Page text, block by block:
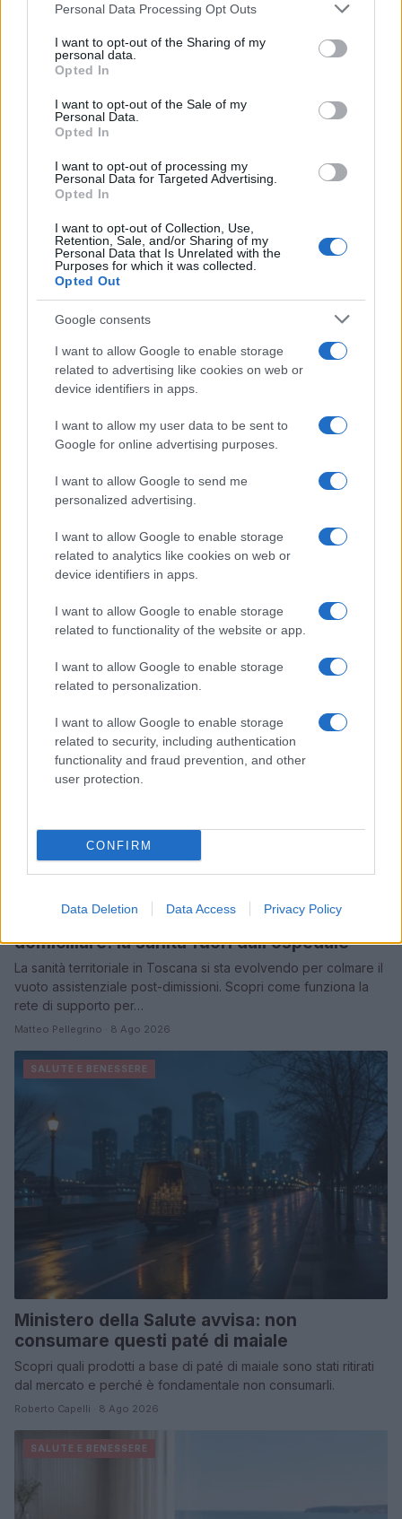
Please note that this website/app uses one or more Google
not limited to your visit or usage behaviour. You may click to
grant or deny consent to Google and its third-party tags to
use your data for below specified purposes in below Google
consent section.
Personal Data Processing Opt Outs
I want to opt-out of the Sharing of my
personal data.
Opted In
I want to opt-out of the Sale of my
Personal Data.
Opted In
I want to opt-out of processing my
Personal Data for Targeted Advertising.
Opted In
I want to opt-out of Collection, Use,
Retention, Sale, and/or Sharing of my
Personal Data that Is Unrelated with the
Purposes for which it was collected.
Opted Out
Google consents
I want to allow Google to enable storage
related to advertising like cookies on web or
device identifiers in apps.
I want to allow my user data to be sent to
Google for online advertising purposes.
I want to allow Google to send me
personalized advertising.
I want to allow Google to enable storage
related to analytics like cookies on web or
device identifiers in apps.
I want to allow Google to enable storage
related to functionality of the website or app.
I want to allow Google to enable storage
related to personalization.
I want to allow Google to enable storage
related to security, including authentication
functionality and fraud prevention, and other
user protection.
CONFIRM
Data Deletion Data Access Privacy Policy
Nuova legge provinciale pone il benessere
scolastico al centro del sistema educativo
Una rivoluzione nel mondo scolastico: il benessere di studenti,
insegnanti e famiglie diventa legge. Scopri come cambierà la
Roberto Capelli · 5 Ago 2026
nel contesto multiculturale italiano
La scuola italiana si trova ad affrontare nuove sfide legate
all'integrazione culturale. Scopri come le politiche educative e
i progetti innovativi stanno…
Roberto Capelli · 4 Ago 2026
Salute VEDI TUTTI →
SALUTE E BENESSERE
Dalla centrale operativa all’assistenza
domiciliare: la sanità fuori dall’ospedale
La sanità territoriale in Toscana si sta evolvendo per colmare il
vuoto assistenziale post-dimissioni. Scopri come funziona la
rete di supporto per…
Matteo Pellegrino · 8 Ago 2026
SALUTE E BENESSERE
Ministero della Salute avvisa: non
consumare questi paté di maiale
Scopri quali prodotti a base di paté di maiale sono stati ritirati
dal mercato e perché è fondamentale non consumarli.
Roberto Capelli · 8 Ago 2026
SALUTE E BENESSERE